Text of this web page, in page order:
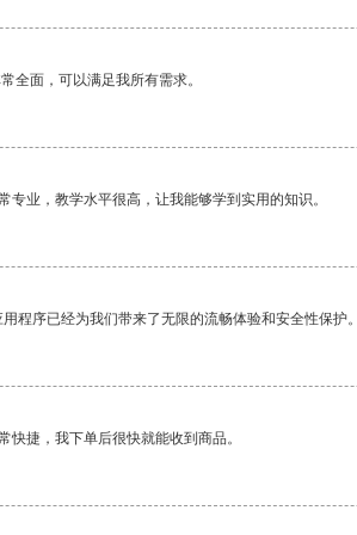
全面，可以满足我所有需求。
专业，教学水平很高，让我能够学到实用的知识。
程序已经为我们带来了无限的流畅体验和安全性保护
快捷，我下单后很快就能收到商品。